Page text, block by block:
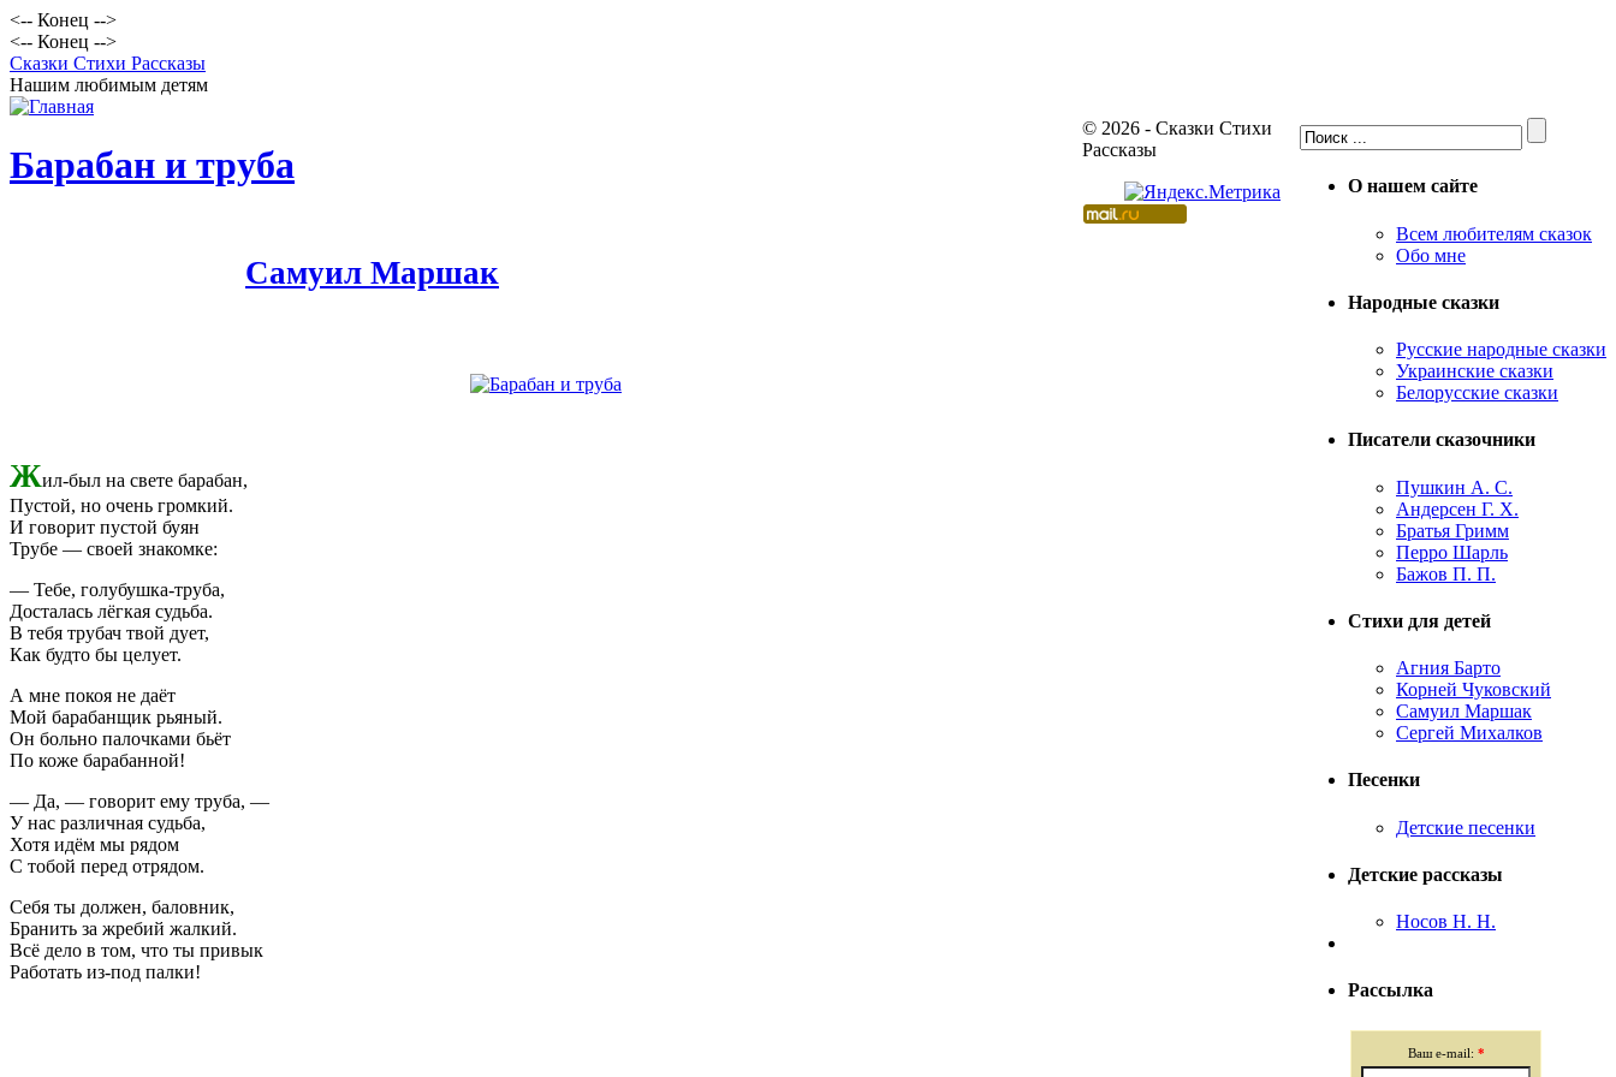
<-- Конец -->
<-- Конец -->
Сказки Стихи Рассказы
Нашим любимым детям
Барабан и труба
Самуил Маршак
Жил-был на свете барабан,
Пустой, но очень громкий.
И говорит пустой буян
Трубе — своей знакомке:
— Тебе, голубушка-труба,
Досталась лёгкая судьба.
В тебя трубач твой дует,
Как будто бы целует.
А мне покоя не даёт
Мой барабанщик рьяный.
Он больно палочками бьёт
По коже барабанной!
— Да, — говорит ему труба, —
У нас различная судьба,
Хотя идём мы рядом
С тобой перед отрядом.
Себя ты должен, баловник,
Бранить за жребий жалкий.
Всё дело в том, что ты привык
Работать из-под палки!
О нашем сайте
Всем любителям сказок
Обо мне
Народные сказки
Русские народные сказки
Украинские сказки
Белорусские сказки
Писатели сказочники
Пушкин А. С.
Андерсен Г. Х.
Братья Гримм
Перро Шарль
Бажов П. П.
Стихи для детей
Агния Барто
Корней Чуковский
Самуил Маршак
Сергей Михалков
Песенки
Детские песенки
Детские рассказы
Носов Н. Н.
Рассылка
Ваш e-mail: *
© 2026 - Сказки Стихи
Рассказы